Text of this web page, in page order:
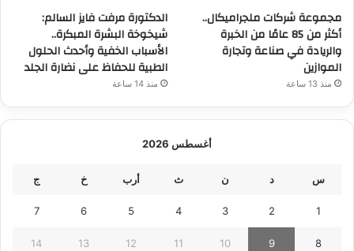
مجموعة شركات ملجراميكال..
أكثر من 85 عامًا من الخبرة
والريادة في صناعة وتجارة
الموازين
منذ 13 ساعة
الدكتورة مرفت فايز السالم:
شيخوخة البشرة المبكرة..
الأسباب الخفية وأحدث الحلول
الطبية للحفاظ على نضارة الجلد
منذ 14 ساعة
أغسطس 2026
س د ن ث أرب خ ج
1
2
3
4
5
6
7
8
9
10
11
12
13
14